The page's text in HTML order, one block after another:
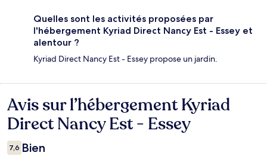
Quelles sont les activités proposées par
l'hébergement Kyriad Direct Nancy Est - Essey et
alentour ?
Kyriad Direct Nancy Est - Essey propose un jardin.
Avis
Avis sur l’hébergement Kyriad
Direct Nancy Est - Essey
7,6 Bien